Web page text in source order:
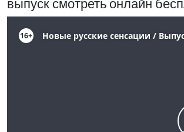
выпуск смотреть онлайн